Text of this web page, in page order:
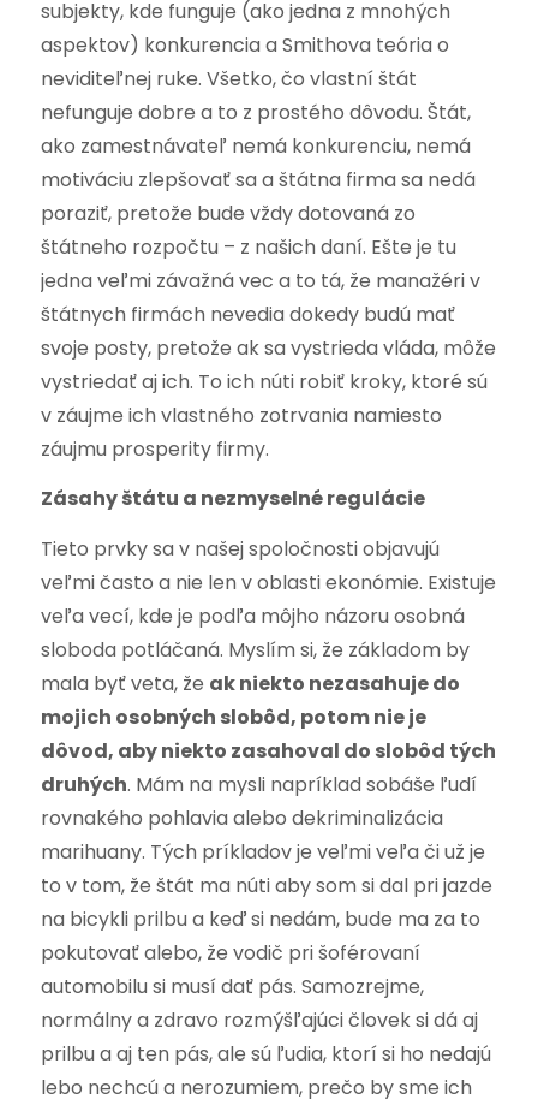
subjekty, kde funguje (ako jedna z mnohých
aspektov) konkurencia a Smithova teória o
neviditeľnej ruke. Všetko, čo vlastní štát
nefunguje dobre a to z prostého dôvodu. Štát,
ako zamestnávateľ nemá konkurenciu, nemá
motiváciu zlepšovať sa a štátna firma sa nedá
poraziť, pretože bude vždy dotovaná zo
štátneho rozpočtu – z našich daní. Ešte je tu
jedna veľmi závažná vec a to tá, že manažéri v
štátnych firmách nevedia dokedy budú mať
svoje posty, pretože ak sa vystrieda vláda, môže
vystriedať aj ich. To ich núti robiť kroky, ktoré sú
v záujme ich vlastného zotrvania namiesto
záujmu prosperity firmy.
Zásahy štátu a nezmyselné regulácie
Tieto prvky sa v našej spoločnosti objavujú
veľmi často a nie len v oblasti ekonómie. Existuje
veľa vecí, kde je podľa môjho názoru osobná
sloboda potláčaná. Myslím si, že základom by
mala byť veta, že ak niekto nezasahuje do
mojich osobných slobôd, potom nie je
dôvod, aby niekto zasahoval do slobôd tých
druhých. Mám na mysli napríklad sobáše ľudí
rovnakého pohlavia alebo dekriminalizácia
marihuany. Tých príkladov je veľmi veľa či už je
to v tom, že štát ma núti aby som si dal pri jazde
na bicykli prilbu a keď si nedám, bude ma za to
pokutovať alebo, že vodič pri šoférovaní
automobilu si musí dať pás. Samozrejme,
normálny a zdravo rozmýšľajúci človek si dá aj
prilbu a aj ten pás, ale sú ľudia, ktorí si ho nedajú
lebo nechcú a nerozumiem, prečo by sme ich